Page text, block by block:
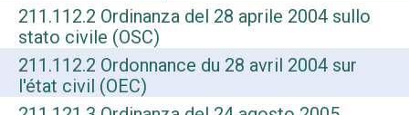
211.112.2 Ordinanza del 28 aprile 2004 sullo
stato civile (OSC)
211.112.2 Ordonnance du 28 avril 2004 sur
l'état civil (OEC)